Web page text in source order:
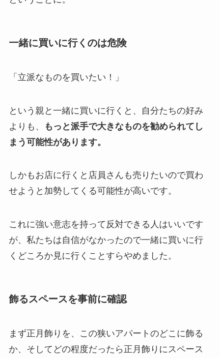
一緒に買いに行くのは危険
「立派なものを買いたい！」
という親と一緒に買いに行くと、自分たちの好み
よりも、
もっと派手で大きなものを勧められてし
まう可能性があります。
しかもお店に行くと店員さんも売りたいので買わ
せようと加勢してくる可能性が高いです。
これに強い意志を持って反対できる人はいいです
が、私たちは自信がなかったので一緒に買いに行
くどころか見に行くことすらやめました。
飾るスペースを事前に確認
まず正月飾りを、この狭いアパートのどこに飾る
か、そしてどの程度だったら正月飾りにスペース